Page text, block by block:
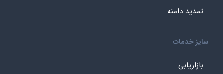
تمدید دامنه
سایز خدمات
بازاریابی